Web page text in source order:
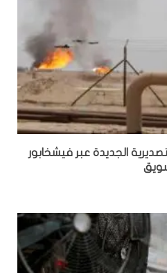
الجديدة عبر فيشخابور